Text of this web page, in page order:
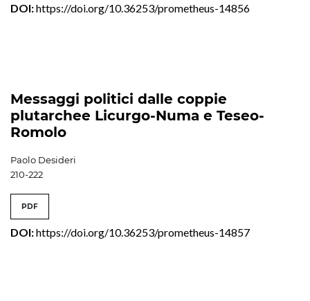
DOI:https://doi.org/10.36253/prometheus-14856
Messaggi politici dalle coppie
plutarchee Licurgo-Numa e Teseo-
Romolo
Paolo Desideri
210-222
PDF
DOI:https://doi.org/10.36253/prometheus-14857